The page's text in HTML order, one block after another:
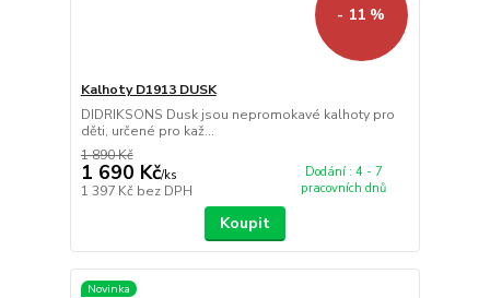
- 11 %
Kalhoty D1913 DUSK
DIDRIKSONS Dusk jsou nepromokavé kalhoty pro
děti, určené pro kaž...
1 890 Kč
1 690 Kč/ks
1 397 Kč bez DPH
Dodání : 4 - 7
pracovních dnů
Koupit
Novinka